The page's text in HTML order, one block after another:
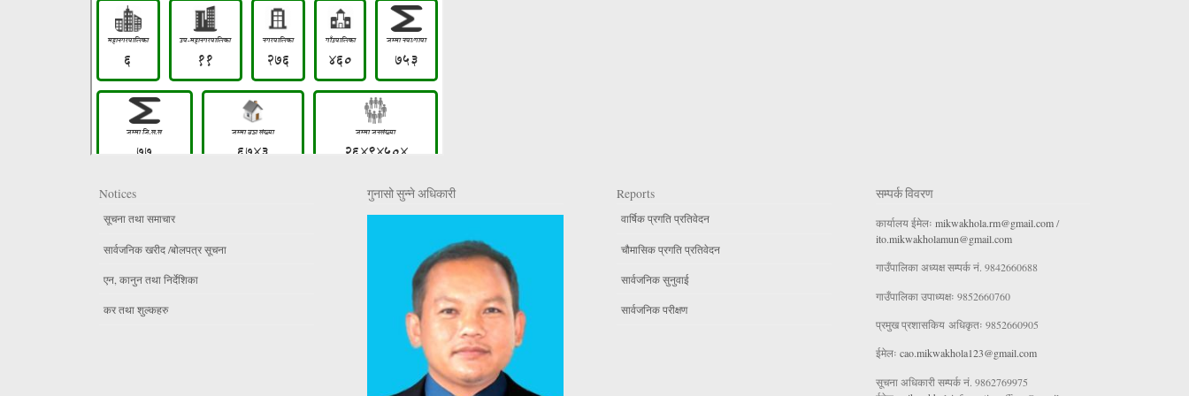
Notices
सूचना तथा समाचार
सार्वजनिक खरीद /बोलपत्र सूचना
एन, कानुन तथा निर्देशिका
कर तथा शुल्कहरु
गुनासो सुन्ने अधिकारी Reports
वार्षिक प्रगति प्रतिवेदन
चौमासिक प्रगति प्रतिवेदन
सार्वजनिक सुनुवाई
सार्वजनिक परीक्षण
सम्पर्क विवरण
कार्यालय ईमेलः mikwakhola.rm@gmail.com/
ito.mikwakholamun@gmail.com
गाउँपालिका अध्यक्ष सम्पर्क नं. 9842660688
गाउँपालिका उपाध्यक्षः 9852660760
प्रमुख प्रशासकिय अधिकृतः 9852660905
ईमेलः cao.mikwakhola123@gmail.com
सूचना अधिकारी सम्पर्क नं. 9862769975